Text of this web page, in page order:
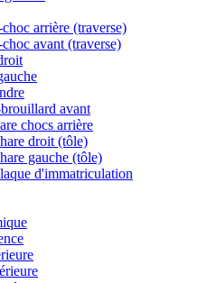
arrière (traverse)
avant (traverse)
avant
chocs arrière
droit (tôle)
gauche (tôle)
d'immatriculation